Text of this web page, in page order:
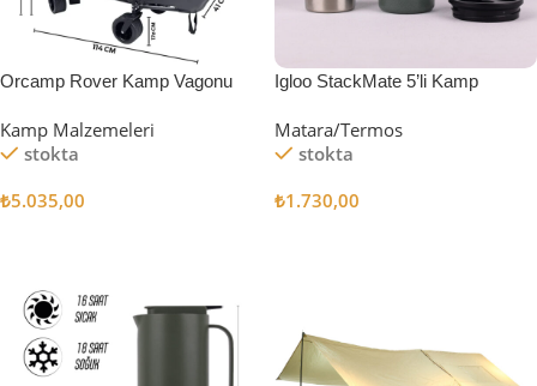
Orcamp Rover Kamp Vagonu
Kamp Malzemeleri
stokta
₺5.035,00
Igloo StackMate 5’li Kamp
Matara/Termos
stokta
₺1.730,00